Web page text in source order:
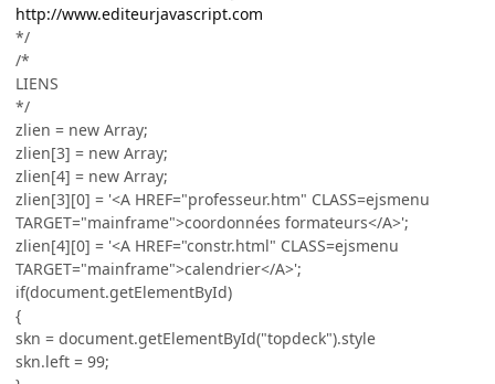
http://www.editeurjavascript.com
*/
/*
LIENS
*/
zlien = new Array;
zlien[3] = new Array;
zlien[4] = new Array;
zlien[3][0] = '<A HREF="professeur.htm" CLASS=ejsmenu
TARGET="mainframe">coordonnées formateurs</A>';
zlien[4][0] = '<A HREF="constr.html" CLASS=ejsmenu
TARGET="mainframe">calendrier</A>';
if(document.getElementById)
{
skn = document.getElementById("topdeck").style
skn.left = 99;